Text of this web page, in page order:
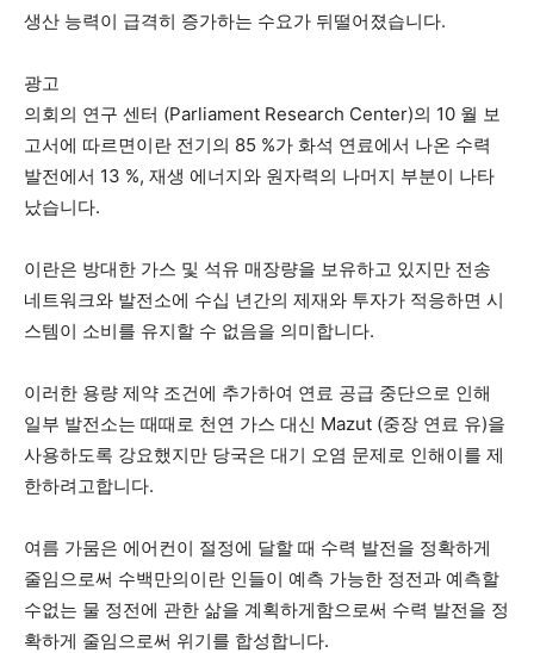
생산 능력이 급격히 증가하는 수요가 뒤떨어졌습니다.
광고
의회의 연구 센터 (Parliament Research Center)의 10 월 보
고서에 따르면이란 전기의 85 %가 화석 연료에서 나온 수력
발전에서 13 %, 재생 에너지와 원자력의 나머지 부분이 나타
났습니다.
이란은 방대한 가스 및 석유 매장량을 보유하고 있지만 전송
네트워크와 발전소에 수십 년간의 제재와 투자가 적응하면 시
스템이 소비를 유지할 수 없음을 의미합니다.
이러한 용량 제약 조건에 추가하여 연료 공급 중단으로 인해
일부 발전소는 때때로 천연 가스 대신 Mazut (중장 연료 유)을
사용하도록 강요했지만 당국은 대기 오염 문제로 인해이를 제
한하려고합니다.
여름 가뭄은 에어컨이 절정에 달할 때 수력 발전을 정확하게
줄임으로써 수백만의이란 인들이 예측 가능한 정전과 예측할
수없는 물 정전에 관한 삶을 계획하게함으로써 수력 발전을 정
확하게 줄임으로써 위기를 합성합니다.